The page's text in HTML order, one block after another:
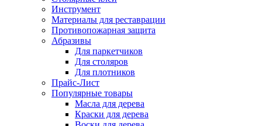
Инструмент
Материалы для реставрации
Противопожарная защита
Абразивы
Для паркетчиков
Для столяров
Для плотников
Прайс-Лист
Популярные товары
Масла для дерева
Краски для дерева